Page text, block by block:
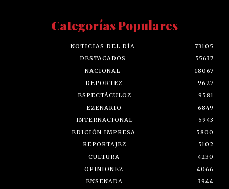
Categorías Populares
NOTICIAS DEL DÍA
73105
DESTACADOS
55637
NACIONAL
18067
DEPORTEZ
9627
ESPECTÁCULOZ
9581
EZENARIO
6849
INTERNACIONAL
5943
EDICIÓN IMPRESA
5800
REPORTAJEZ
5102
CULTURA
4230
OPINIONEZ
4066
ENSENADA
3944